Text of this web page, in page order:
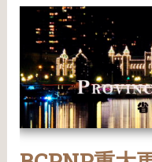
办？
BCPNP
更
新
2015
年